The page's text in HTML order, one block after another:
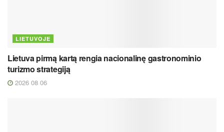
LIETUVOJE
Lietuva pirmą kartą rengia nacionalinę gastronominio
turizmo strategiją
2026 08 06